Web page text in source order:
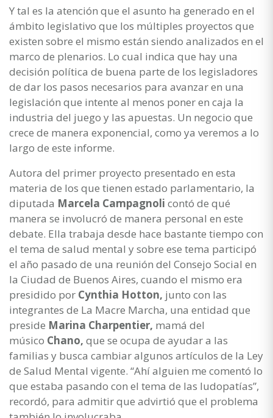
Y tal es la atención que el asunto ha generado en el
ámbito legislativo que los múltiples proyectos que
existen sobre el mismo están siendo analizados en el
marco de plenarios. Lo cual indica que hay una
decisión política de buena parte de los legisladores
de dar los pasos necesarios para avanzar en una
legislación que intente al menos poner en caja la
industria del juego y las apuestas. Un negocio que
crece de manera exponencial, como ya veremos a lo
largo de este informe.
Autora del primer proyecto presentado en esta
materia de los que tienen estado parlamentario, la
diputada Marcela Campagnoli contó de qué
manera se involucró de manera personal en este
debate. Ella trabaja desde hace bastante tiempo con
el tema de salud mental y sobre ese tema participó
el año pasado de una reunión del Consejo Social en
la Ciudad de Buenos Aires, cuando el mismo era
presidido por Cynthia Hotton, junto con las
integrantes de La Macre Marcha, una entidad que
preside Marina Charpentier, mamá del
músico Chano, que se ocupa de ayudar a las
familias y busca cambiar algunos artículos de la Ley
de Salud Mental vigente. “Ahí alguien me comentó lo
que estaba pasando con el tema de las ludopatías”,
recordó, para admitir que advirtió que el problema